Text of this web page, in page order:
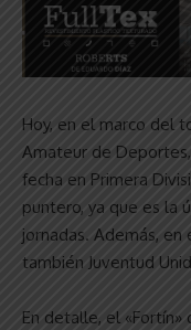
Hoy, en el marco del
Amateur de
fecha en Primera
puntero, ya que es la
jornadas. Además,
también Juventud
En detalle, el